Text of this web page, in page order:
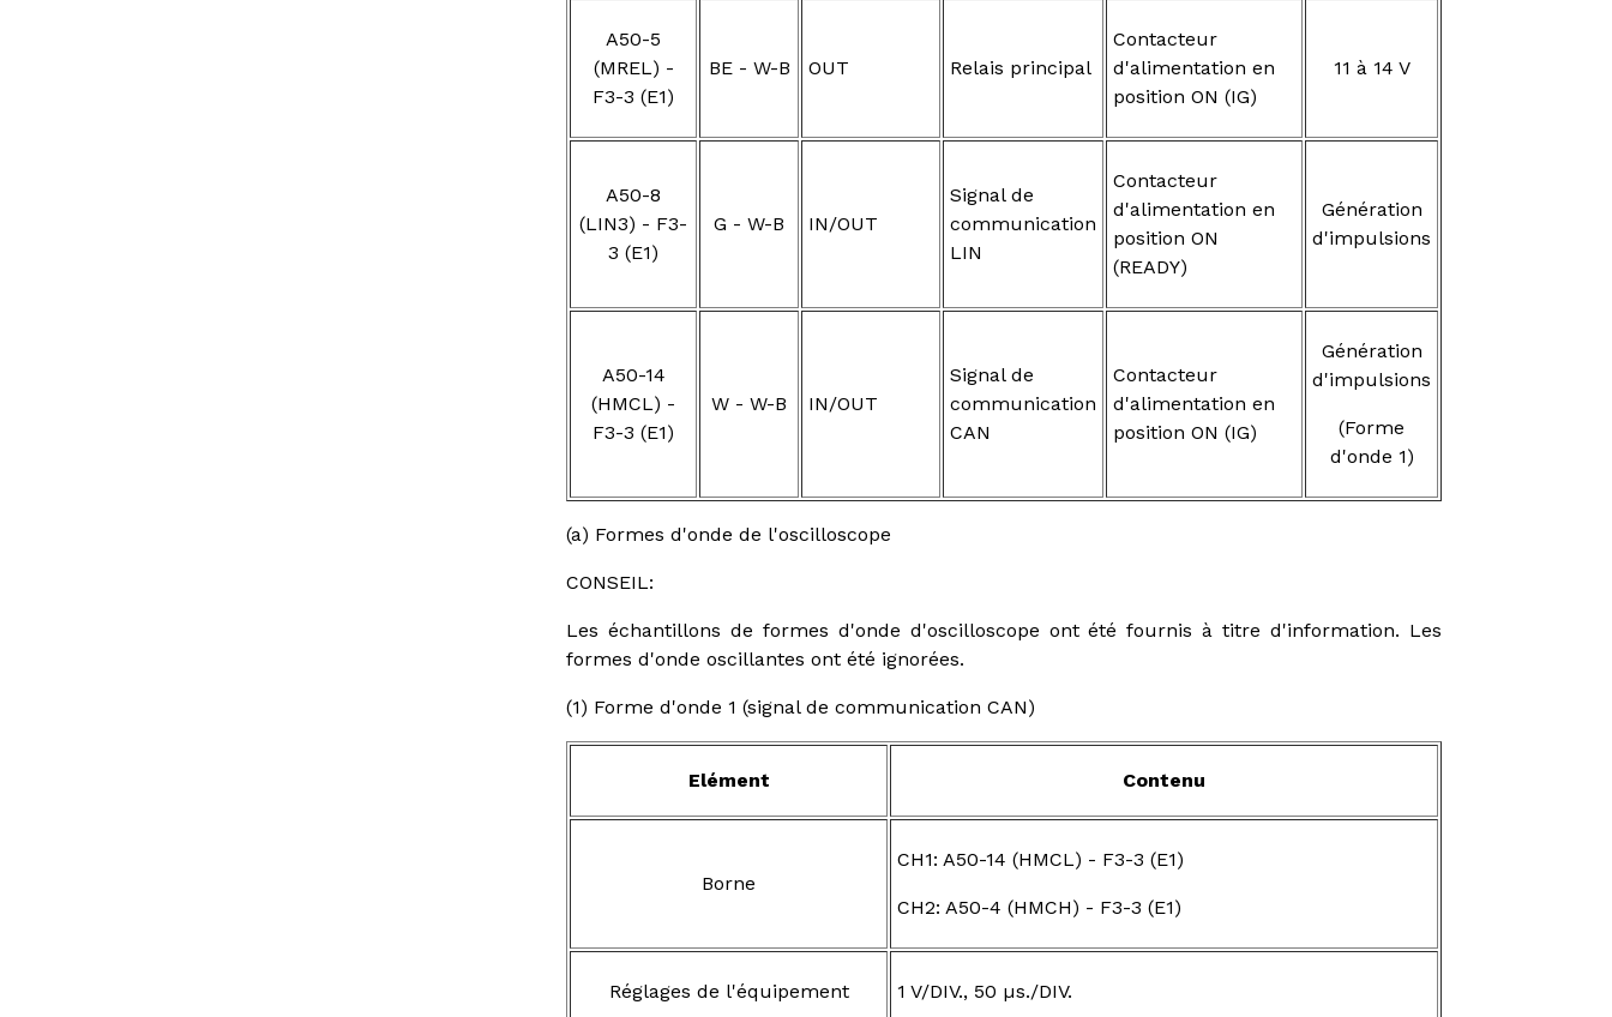
A50-5
(MREL) -
F3-3 (E1)
BE - W-B OUT Relais principal
Contacteur
d'alimentation en
position ON (IG)
11 à 14 V
A50-8
(LIN3) - F3-
3 (E1)
G - W-B IN/OUT
Signal de
communication
LIN
Contacteur
d'alimentation en
position ON
(READY)
Génération
d'impulsions
A50-14
(HMCL) -
F3-3 (E1)
W - W-B IN/OUT
Signal de
communication
CAN
Contacteur
d'alimentation en
position ON (IG)
Génération
d'impulsions
(Forme
d'onde 1)
(a) Formes d'onde de l'oscilloscope
CONSEIL:
Les échantillons de formes d'onde d'oscilloscope ont été fournis à titre d'information. Les
formes d'onde oscillantes ont été ignorées.
(1) Forme d'onde 1 (signal de communication CAN)
Elément Contenu
Borne
CH1: A50-14 (HMCL) - F3-3 (E1)
CH2: A50-4 (HMCH) - F3-3 (E1)
Réglages de l'équipement 1 V/DIV., 50 µs./DIV.